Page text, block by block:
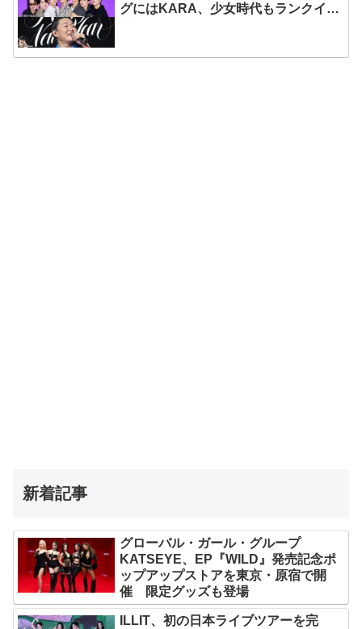
グにはKARA、少女時代もランクイ
新着記事
グローバル・ガール・グループ
KATSEYE、EP『WILD』発売記念ポ
ップアップストアを東京・原宿で開
催 限定グッズも登場
ILLIT、初の日本ライブツアーを完